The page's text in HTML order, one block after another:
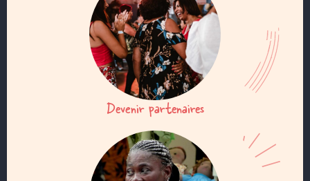
Devenir partenaires